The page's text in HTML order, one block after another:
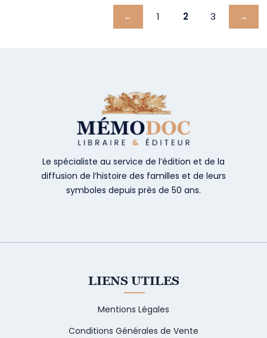
← 1 2 3 →
Le spécialiste au service de l’édition et de la
diffusion de l’histoire des familles et de leurs
symboles depuis près de 50 ans.
LIENS UTILES
Mentions Légales
Conditions Générales de Vente